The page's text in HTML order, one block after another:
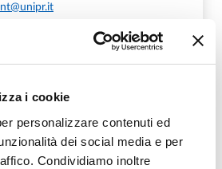
i cookie
personalizzare contenuti ed
dei social media e per
Condividiamo inoltre
con il Territorio, Sport e Public